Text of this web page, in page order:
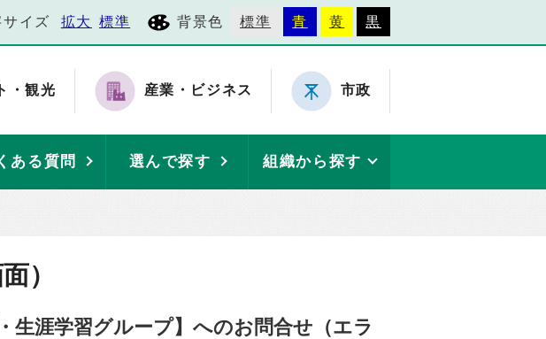
サイズ 拡大 標準 背景色 標準 青 黄 黒
・観光 産業・ビジネス 市政
ある質問 選んで探す 組織から探す
）
生涯学習グループ】へのお問合せ（エラ